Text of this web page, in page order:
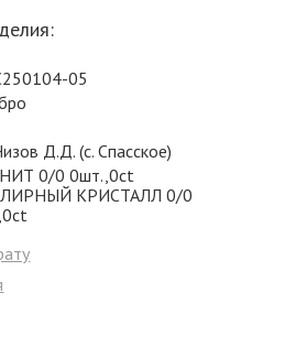
05
Д.Д. (с. Спасское)
0/0 0шт.,0ct
КРИСТАЛЛ 0/0